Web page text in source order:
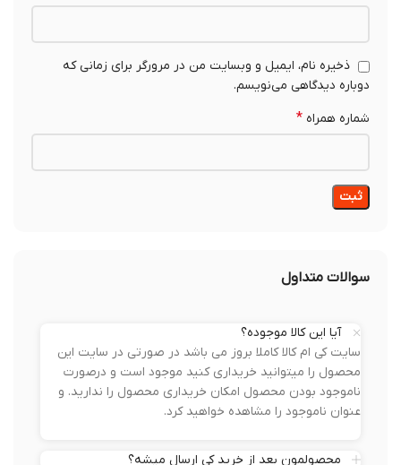
ذخیره نام، ایمیل و وبسایت من در مرورگر برای زمانی که
دوباره دیدگاهی می‌نویسم.
شماره همراه*
سوالات متداول
آیا این کالا موجوده؟
سایت کی ام کالا کاملا بروز می باشد در صورتی در سایت این
محصول را میتوانید خریداری کنید موجود است و درصورت
ناموجود بودن محصول امکان خریداری محصول را ندارید. و
عنوان ناموجود را مشاهده خواهید کرد.
محصولمون بعد از خرید کی ارسال میشه؟